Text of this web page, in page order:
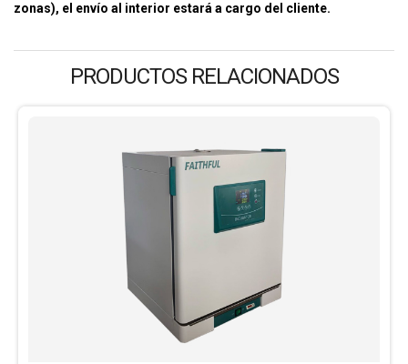
zonas), el envío al interior estará a cargo del cliente.
PRODUCTOS RELACIONADOS